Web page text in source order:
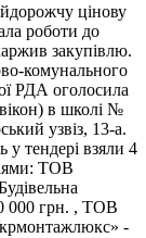
цінову
роботи до
закупівлю.
комунального
РДА оголосила
в школі №
узвіз, 13-а.
у тендері взяли 4
ТОВ
000 грн. , ТОВ
-